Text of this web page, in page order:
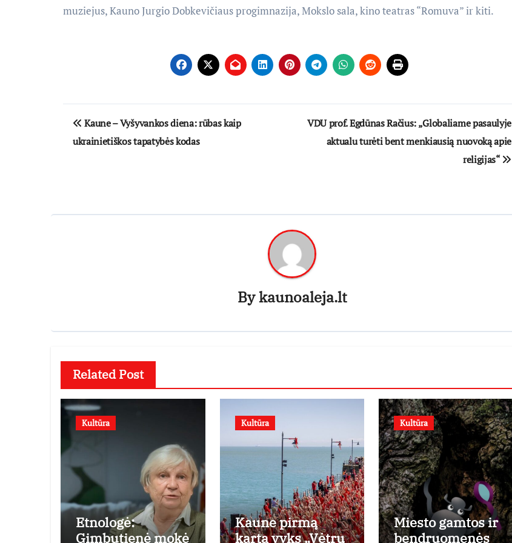
muziejus, Kauno Jurgio Dobkevičiaus progimnazija, Mokslo sala, kino teatras “Romuva” ir kiti.
Navigacija
tarp
Kaune – Vyšyvankos diena: rūbas kaip
ukrainietiškos tapatybės kodas
VDU prof. Egdūnas Račius: „Globaliame pasaulyje
aktualu turėti bent menkiausią nuovoką apie
religijas“
Bykaunoaleja.lt
Related Post
Kultūra
Etnologė:
Gimbutienė mokė
Kultūra
Kaune pirmą
kartą vyks „Vėtrų
Kultūra
Miesto gamtos ir
bendruomenės